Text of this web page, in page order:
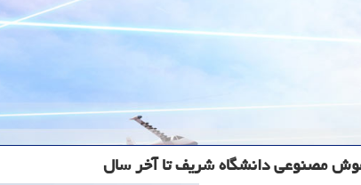
مصنوعی دانشگاه شریف تا آخر سال